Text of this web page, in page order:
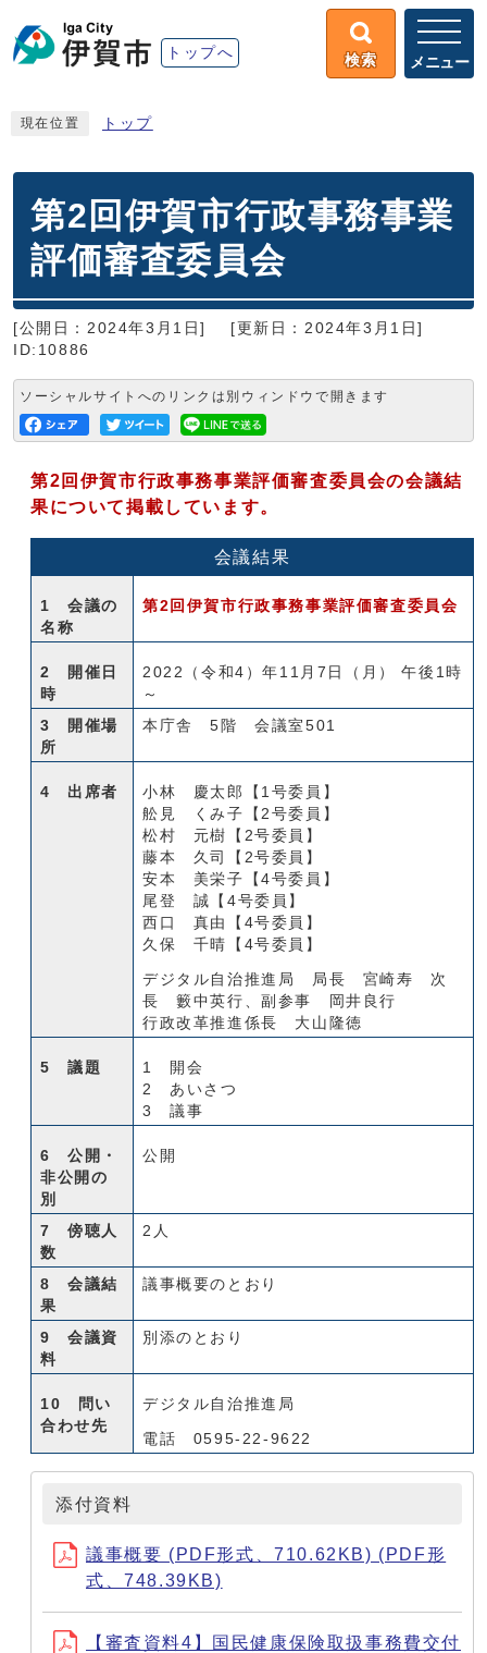
トップへ 検索 メニュー
現在位置 トップ
第2回伊賀市行政事務事業
評価審査委員会
[公開日：2024年3月1日]
[更新日：2024年3月1日]
ID:10886
ソーシャルサイトへのリンクは別ウィンドウで開きます
第2 回伊賀市行政事務事業評価審査委員会の会議結
果について掲載しています。
会議結果
1 会議の
名称
第2回伊賀市行政事務事業評価審査委員会
2 開催日
時
2022（令和4）年11月7日（月） 午後1時
～
3 開催場
所
本庁舎 5階 会議室501
4 出席者
小林 慶太郎【1号委員】
舩見 くみ子【2号委員】
松村 元樹【2号委員】
藤本 久司【2号委員】
安本 美栄子【4号委員】
尾登 誠【4号委員】
西口 真由【4号委員】
久保 千晴【4号委員】
デジタル自治推進局 局長 宮崎寿 次
長 籔中英行、副参事 岡井良行
行政改革推進係長 大山隆徳
5 議題
1 開会
2 あいさつ
3 議事
6 公開・
非公開の
別
公開
7 傍聴人
数
2人
8 会議結
果
議事概要のとおり
9 会議資
料
別添のとおり
10 問い
合わせ先
デジタル自治推進局
電話 0595-22-9622
添付資料
議事概要 (PDF形式、710.62KB) (PDF形
式、748.39KB)
【審査資料4】国民健康保険取扱事務費交付